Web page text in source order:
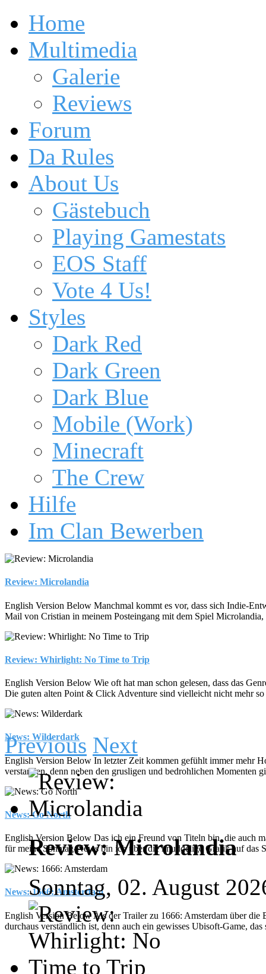
Home
Multimedia
Galerie
Reviews
Forum
Da Rules
About Us
Gästebuch
Playing Gamestats
EOS Staff
Vote 4 Us!
Styles
Dark Red
Dark Green
Dark Blue
Mobile (Work)
Minecraft
The Crew
Hilfe
Im Clan Bewerben
Review: Microlandia
English Version Below Manchmal kommt es vor, dass sich Indie-
Mail von Cristian in meinem Posteingang mit dem Spiel
Review: Whirlight: No Time to Trip
English Version Below Wie oft hat man schon gelesen, dass das
Die guten alten Point & Click Adventure sind vielleicht nicht mehr so
News: Wilderdark
English Version Below In letzter Zeit kommen gefühlt immer mehr
verstanden, denn neben den grusligen und bedrohlichen Momenten
News: Go North
English Version Below Das ich ein Freund von Titeln bin, die auch
für meine Sonntag-News bin ich über die knuddelige Grafik auf das
News: 1666: Amsterdam
English Version Below Als der Trailer zu 1666: Amsterdam über die
durchaus verständlich ist, denn auch ein gewisses Ubisoft-Game,
Previous Next
Review: Microlandia
Sonntag, 02. August